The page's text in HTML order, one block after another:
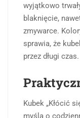
wyjątkowo
blaknięcie,
zmywarce.
sprawia, że
przez długi czas.
Kubek „Kłócić
myślą o